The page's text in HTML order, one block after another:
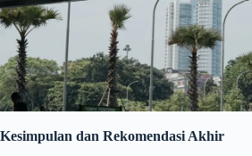
Kesimpulan dan Rekomendasi Akhir